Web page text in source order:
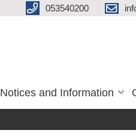
053540200
Notices and Information